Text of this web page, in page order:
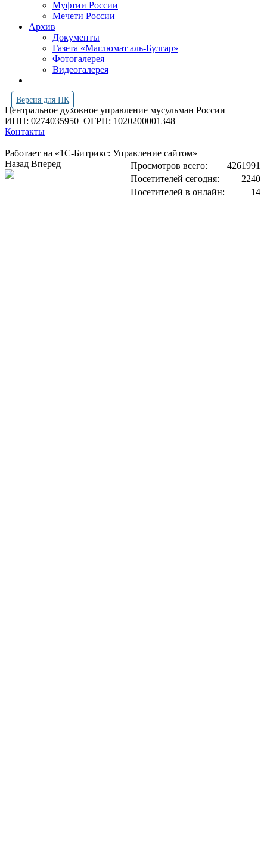
Муфтии России
Мечети России
Архив
Документы
Газета «Маглюмат аль-Булгар»
Фотогалерея
Видеогалерея
Версия для ПК
Центральное духовное управление мусульман России
ИНН: 0274035950 ОГРН: 1020200001348
Контакты
Работает на «1С-Битрикс: Управление сайтом»
Просмотров всего:
4261991
Посетителей сегодня:
2240
Посетителей в онлайн:
14
Назад Вперед